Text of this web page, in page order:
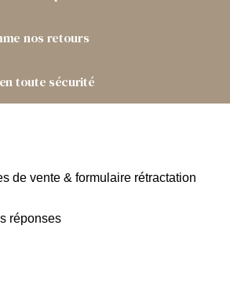
nos retours
en toute sécurité
de vente & formulaire rétractation
réponses